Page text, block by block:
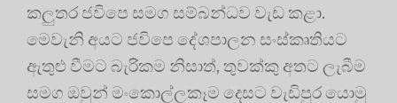
කලුතර ජවිපෙ සමග සම්බන්ධව වැඩ කළා.
මෙවැනි අයට ජවිපෙ දේශපාලන සංස්කෘතියට
ඇතුළු වීමට බැරිකම නිසාත්, තුවක්කු අතට ලැබීම
සමග ඔවුන් මංකොල්ලකෑම දෙසට වැඩිපුර යොමු